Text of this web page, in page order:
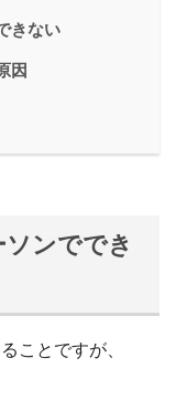
きない
因
ンででき
ことですが、